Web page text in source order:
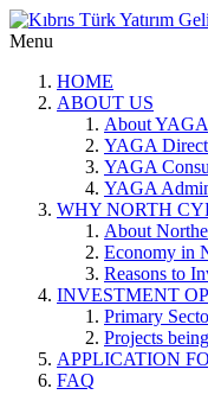
Menu
HOME
ABOUT US
About YAGA
YAGA
YAGA
YAGA
WHY NORTH
About
Economy in
Reasons to
INVESTMENT
Primary
Projects
APPLICATION
FAQ